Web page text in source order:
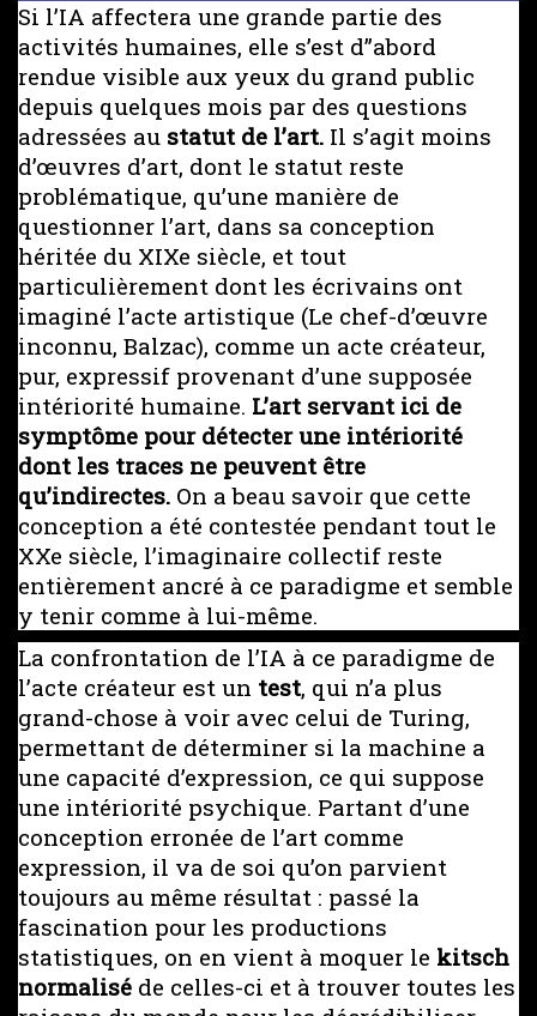
Si l’IA affectera une grande partie des
activités humaines, elle s’est d’’abord
rendue visible aux yeux du grand public
depuis quelques mois par des questions
adressées au statut de l’art. Il s’agit moins
d’œuvres d’art, dont le statut reste
problématique, qu’une manière de
questionner l’art, dans sa conception
héritée du XIXe siècle, et tout
particulièrement dont les écrivains ont
imaginé l’acte artistique (Le chef-d’œuvre
inconnu, Balzac), comme un acte créateur,
pur, expressif provenant d’une supposée
intériorité humaine. L’art servant ici de
symptôme pour détecter une intériorité
dont les traces ne peuvent être
qu’indirectes. On a beau savoir que cette
conception a été contestée pendant tout le
XXe siècle, l’imaginaire collectif reste
entièrement ancré à ce paradigme et semble
y tenir comme à lui-même.
La confrontation de l’IA à ce paradigme de
l’acte créateur est un test, qui n’a plus
grand-chose à voir avec celui de Turing,
permettant de déterminer si la machine a
une capacité d’expression, ce qui suppose
une intériorité psychique. Partant d’une
conception erronée de l’art comme
expression, il va de soi qu’on parvient
toujours au même résultat : passé la
fascination pour les productions
statistiques, on en vient à moquer le kitsch
normalisé de celles-ci et à trouver toutes les